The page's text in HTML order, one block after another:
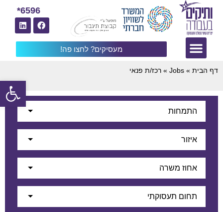
מעסיקים? לחצו פה!
6596*
דף הבית »
Jobs
» רכז/ת פנאי
התמחות
איזור
אחוז משרה
תחום תעסוקתי